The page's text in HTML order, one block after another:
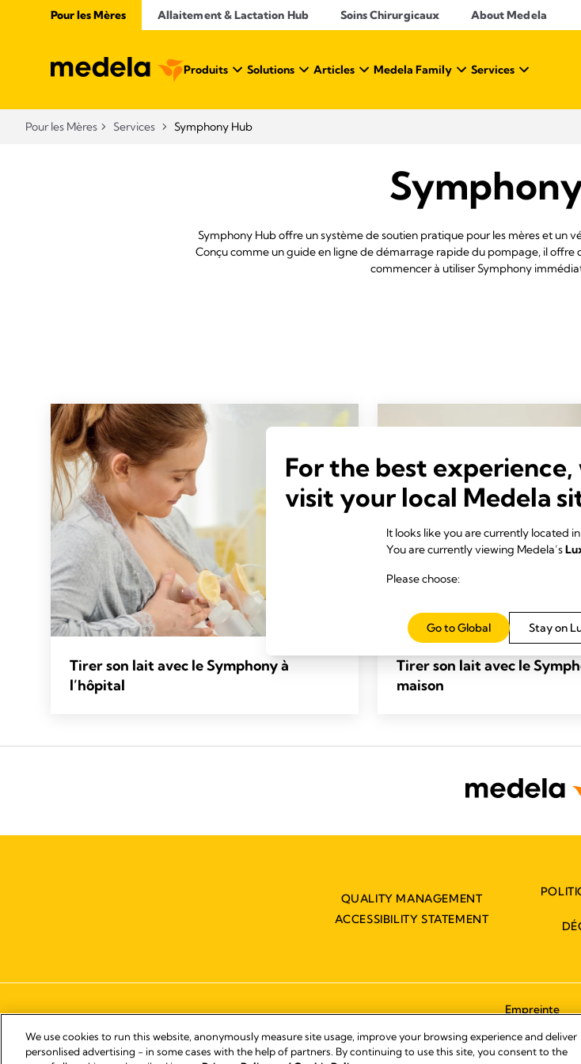
Pour les Mères Allaitement & Lactation Hub​ Soins Chirurgicaux About Medela
Produits Solutions Articles Medela Family Services
Pour les Mères Services Symphony Hub
Symphony Hub offre un système de soutien pratique pour les mères et un
Conçu comme un guide en ligne de démarrage rapide du pompage, il
commencer à utiliser Symphony
Tirer son lait avec le Symphony à
l’hôpital
Tirer son lait avec le
maison
QUALITY MANAGEMENT
ACCESSIBILITY STATEMENT
Empreinte
For the best
visit your local Medela
It looks like you are currently located in
You are currently viewing Medela’s
Please choose:
Stay on
Go to Global
We use cookies to run this website, anonymously measure site usage, improve your browsing experience and deliver
personlised advertising - in some cases with the help of partners. By continuing to use this site, you consent to the